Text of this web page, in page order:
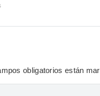
obligatorios están